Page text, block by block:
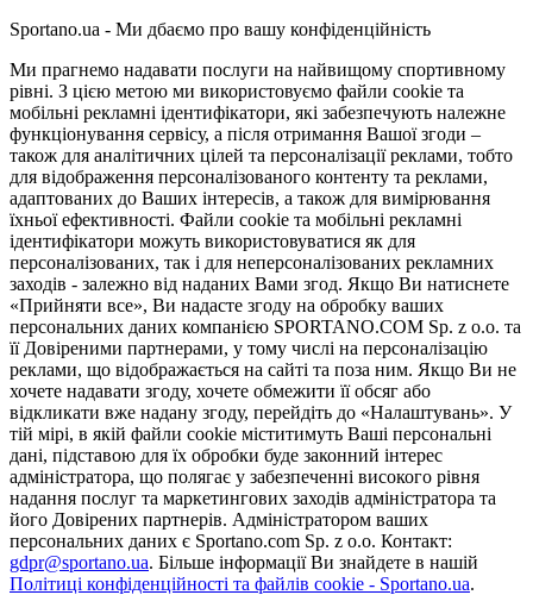
Sportano.ua - Ми дбаємо про вашу конфіденційність
Ми прагнемо надавати послуги на найвищому спортивному
рівні. З цією метою ми використовуємо файли cookie та
мобільні рекламні ідентифікатори, які забезпечують належне
функціонування сервісу, а після отримання Вашої згоди –
також для аналітичних цілей та персоналізації реклами, тобто
для відображення персоналізованого контенту та реклами,
адаптованих до Ваших інтересів, а також для вимірювання
їхньої ефективності. Файли cookie та мобільні рекламні
ідентифікатори можуть використовуватися як для
персоналізованих, так і для неперсоналізованих рекламних
заходів - залежно від наданих Вами згод. Якщо Ви натиснете
«Прийняти все», Ви надасте згоду на обробку ваших
персональних даних компанією SPORTANO.COM Sp. z o.o. та
її Довіреними партнерами, у тому числі на персоналізацію
реклами, що відображається на сайті та поза ним. Якщо Ви не
хочете надавати згоду, хочете обмежити її обсяг або
відкликати вже надану згоду, перейдіть до «Налаштувань». У
тій мірі, в якій файли cookie міститимуть Ваші персональні
дані, підставою для їх обробки буде законний інтерес
адміністратора, що полягає у забезпеченні високого рівня
надання послуг та маркетингових заходів адміністратора та
його Довірених партнерів. Адміністратором ваших
персональних даних є Sportano.com Sp. z o.o. Контакт:
gdpr@sportano.ua. Більше інформації Ви знайдете в нашій
Політиці конфіденційності та файлів cookie - Sportano.ua.